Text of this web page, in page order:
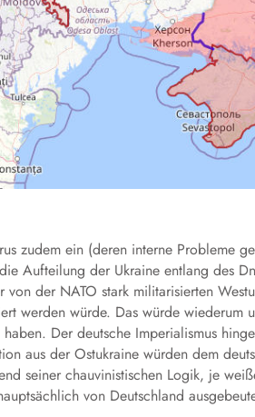
zudem ein (deren interne Probleme
Aufteilung der Ukraine entlang des
von der NATO stark militarisierten
werden würde. Das würde wiederum
Der deutsche Imperialismus
aus der Ostukraine würden dem
seiner chauvinistischen Logik, je
von Deutschland